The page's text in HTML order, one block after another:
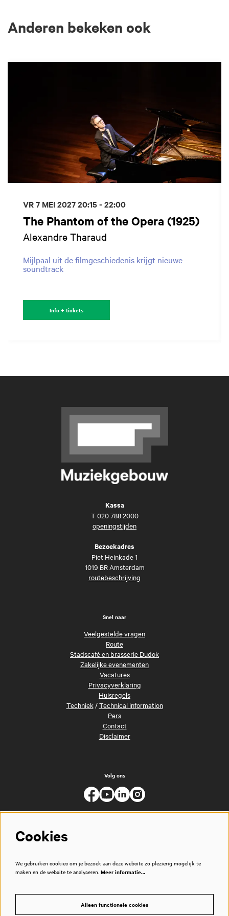
Anderen bekeken ook
The Phantom of the Opera (1925)
Alexandre Tharaud
Mijlpaal uit de filmgeschiedenis krijgt nieuwe
soundtrack
VR 7 MEI 202720:15 - 22:00
Info + tickets
Kassa
T 020 788 2000
openingstijden
Bezoekadres
Piet Heinkade 1
1019 BR Amsterdam
routebeschrijving
Snel naar
Veelgestelde vragen
Route
Stadscafé en brasserie Dudok
Zakelijke evenementen
Vacatures
Privacyverklaring
Huisregels
Techniek/Technical information
Pers
Contact
Disclaimer
Volg ons
Cookies
We gebruiken cookies om je bezoek aan deze website zo plezierig mogelijk te
maken en de website te analyseren. Meer informatie…
Alleen functionele cookies